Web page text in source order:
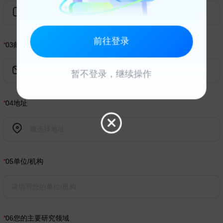
*03邮箱
*04地址
*05单位/机构
*06您的主要研究领域
前往登录
暂不登录，继续操作